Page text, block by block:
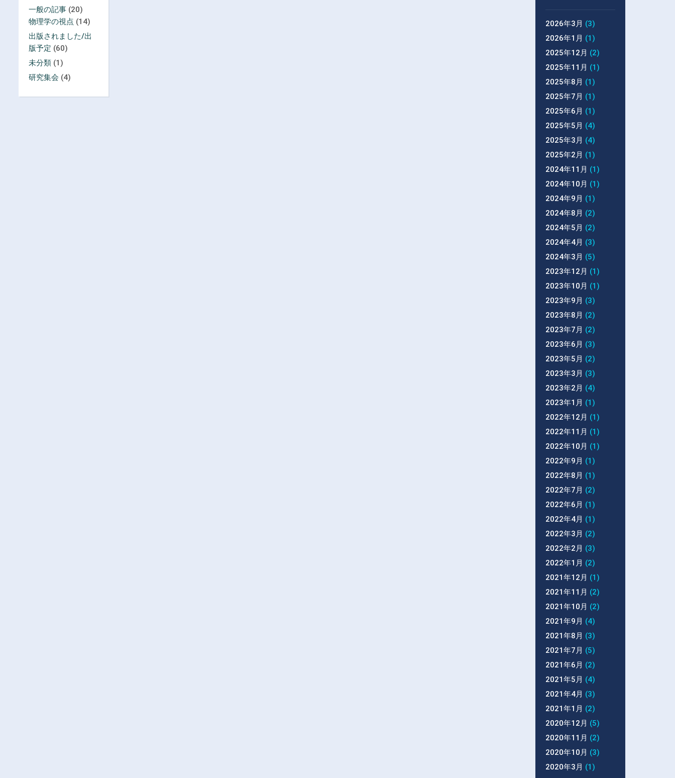
一般の記事 (20)
物理学の視点 (14)
出版されました/出
版予定 (60)
未分類 (1)
研究集会 (4)
2026年3月 (3)
2026年1月 (1)
2025年12月 (2)
2025年11月 (1)
2025年8月 (1)
2025年7月 (1)
2025年6月 (1)
2025年5月 (4)
2025年3月 (4)
2025年2月 (1)
2024年11月 (1)
2024年10月 (1)
2024年9月 (1)
2024年8月 (2)
2024年5月 (2)
2024年4月 (3)
2024年3月 (5)
2023年12月 (1)
2023年10月 (1)
2023年9月 (3)
2023年8月 (2)
2023年7月 (2)
2023年6月 (3)
2023年5月 (2)
2023年3月 (3)
2023年2月 (4)
2023年1月 (1)
2022年12月 (1)
2022年11月 (1)
2022年10月 (1)
2022年9月 (1)
2022年8月 (1)
2022年7月 (2)
2022年6月 (1)
2022年4月 (1)
2022年3月 (2)
2022年2月 (3)
2022年1月 (2)
2021年12月 (1)
2021年11月 (2)
2021年10月 (2)
2021年9月 (4)
2021年8月 (3)
2021年7月 (5)
2021年6月 (2)
2021年5月 (4)
2021年4月 (3)
2021年1月 (2)
2020年12月 (5)
2020年11月 (2)
2020年10月 (3)
2020年3月 (1)